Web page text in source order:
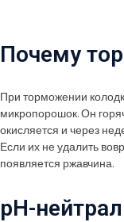
Почему
При торможении
микропорошок. Он
окисляется и через
Если их не удалить
появляется ржавчина.
pH-